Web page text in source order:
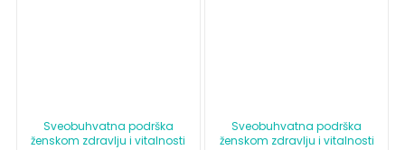
Sveobuhvatna podrška
ženskom zdravlju i vitalnosti
Sveobuhvatna podrška
ženskom zdravlju i vitalnosti